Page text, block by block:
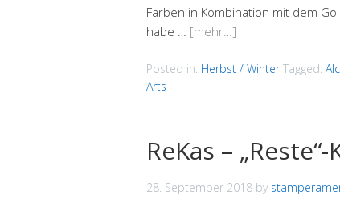
Farben in Kombination mit dem
habe … [mehr…]
Posted in: Herbst / Winter Tagged:
Arts
ReKas –
28. September 2018 by